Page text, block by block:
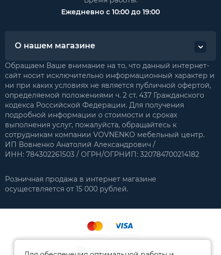
Ежедневно с 10:00 до 19:00
О нашем магазине
Обращаем Ваше внимание на то, что данный интернет-
сайт носит исключительно информационный характер и
ни при каких условиях не является публичной офертой,
определяемой положениями ч. 2 ст. 437 Гражданского
кодекса Российской Федерации. Для получения
подробной информации о стоимости и сроках
выполнения услуг, пожалуйста, обращайтесь к
сотрудникам компании VOVNENKO мебельный центр.
ИП Вовненко Анатолий Александрович /
ИНН: 784302261503 / ОГРН/ОГРНИП: 320784700214182
Розничная продажа в интернет магазине
осуществляется от 15 000 рублей.